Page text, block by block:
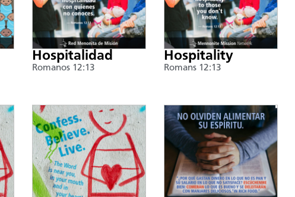
Hospitalidad
Romanos 12:13
Hospitality
Romans 12:13